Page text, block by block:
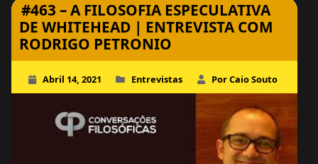
#463 – A FILOSOFIA ESPECULATIVA
DE WHITEHEAD | ENTREVISTA COM
RODRIGO PETRONIO
Abril 14, 2021 Entrevistas Por Caio Souto